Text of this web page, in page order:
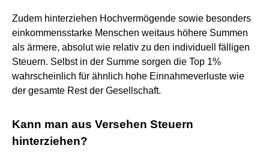
Zudem hinterziehen Hochvermögende sowie besonders
einkommensstarke Menschen weitaus höhere Summen
als ärmere, absolut wie relativ zu den individuell fälligen
Steuern. Selbst in der Summe sorgen die Top 1%
wahrscheinlich für ähnlich hohe Einnahmeverluste wie
der gesamte Rest der Gesellschaft.
Kann man aus Versehen Steuern
hinterziehen?